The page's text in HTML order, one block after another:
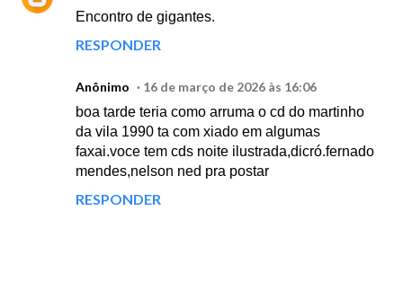
Encontro de gigantes.
RESPONDER
Anônimo
16 de março de 2026 às 16:06
boa tarde teria como arruma o cd do martinho
da vila 1990 ta com xiado em algumas
faxai.voce tem cds noite ilustrada,dicró.fernado
mendes,nelson ned pra postar
RESPONDER